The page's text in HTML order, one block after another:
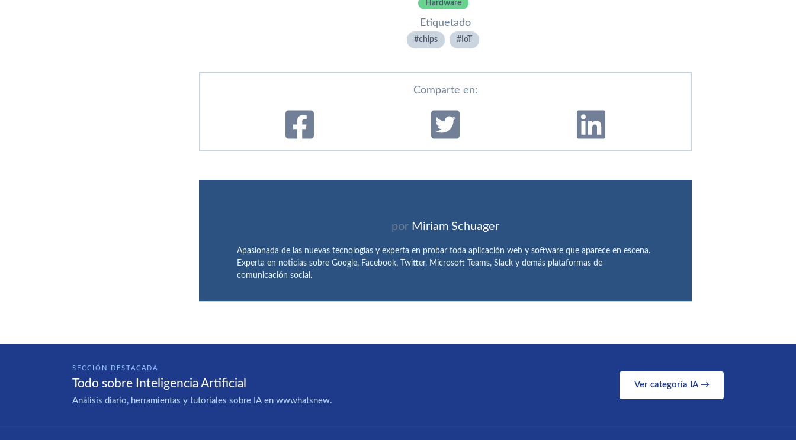
Hardware
Etiquetado
chips IoT
Comparte en:
por Miriam Schuager
Apasionada de las nuevas tecnologías y experta en probar toda aplicación web y software que aparece en escena.
Experta en noticias sobre Google, Facebook, Twitter, Microsoft Teams, Slack y demás plataformas de
comunicación social.
SECCIÓN DESTACADA
Todo sobre Inteligencia Artificial
Análisis diario, herramientas y tutoriales sobre IA en wwwhatsnew.
Ver categoría IA →